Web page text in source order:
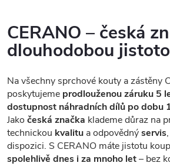
CERANO – česká
dlouhodobou
Na všechny sprchové kouty a zástěny
poskytujeme prodlouženou záruku 5
dostupnost náhradních dílů po dobu
Jako česká značka klademe důraz na
technickou kvalitu a odpovědnýservis
dispozici. S CERANO máte jistotu
spolehlivě dnes i za mnoho let– bez